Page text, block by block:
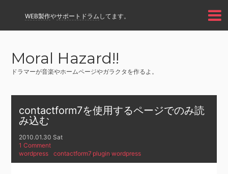
WEB製作やサポートドラム してます。
Moral Hazard!!
ドラマーが音楽やホームページやガラクタを作るよ。
contactform7を使用するページでのみ読
み込む
2010.01.30 Sat
1 Comment
wordpress
contactform7,plugin,wordpress